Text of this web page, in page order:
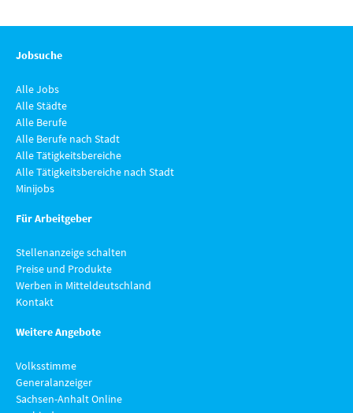
Jobsuche
Alle Jobs
Alle Städte
Alle Berufe
Alle Berufe nach Stadt
Alle Tätigkeitsbereiche
Alle Tätigkeitsbereiche nach Stadt
Minijobs
Für Arbeitgeber
Stellenanzeige schalten
Preise und Produkte
Werben in Mitteldeutschland
Kontakt
Weitere Angebote
Volksstimme
Generalanzeiger
Sachsen-Anhalt Online